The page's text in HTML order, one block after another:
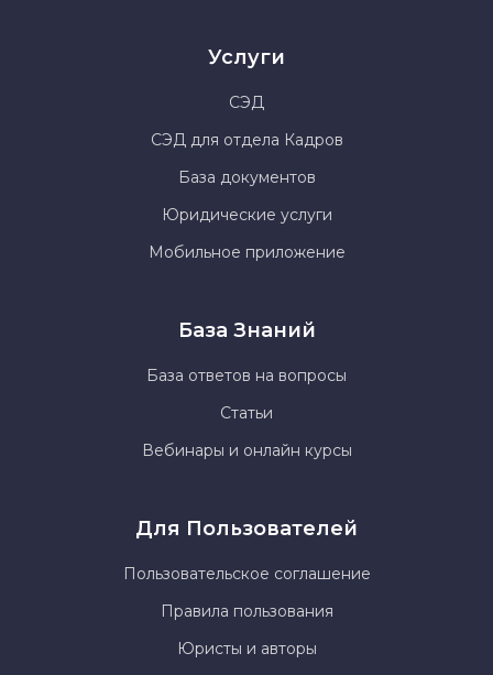
Услуги
СЭД
СЭД для отдела Кадров
База документов
Юридические услуги
Мобильное приложение
База Знаний
База ответов на вопросы
Статьи
Вебинары и онлайн курсы
Для Пользователей
Пользовательское соглашение
Правила пользования
Юристы и авторы